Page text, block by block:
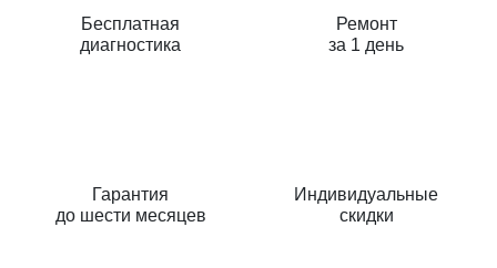
Бесплатная
диагностика
Ремонт
за 1 день
Гарантия
до шести месяцев
Индивидуальные
скидки